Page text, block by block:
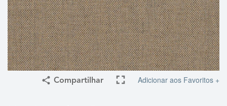
Compartilhar Adicionar aos Favoritos +